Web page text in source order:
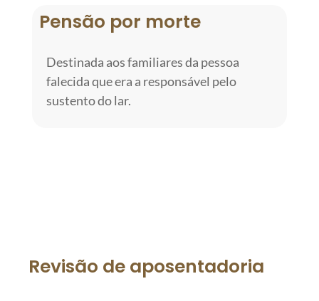
Pensão por morte
Destinada aos familiares da pessoa
falecida que era a responsável pelo
sustento do lar.
Revisão de aposentadoria